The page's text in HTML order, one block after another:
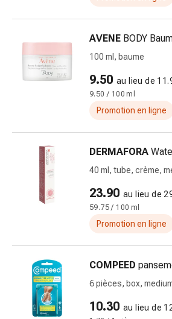
Troubles
circulatoires
tabac
Troubles
sang
Troubles
cardiaque
Troubles
mémoire
AVENE BODY
100 ml, baume
9.50 au lieu de
9.50 / 100 ml
Promotion en ligne
DERMAFORA
40 ml, tube, crème,
23.90 au lieu de
59.75 / 100 ml
Promotion en ligne
COMPEED
6 pièces, box,
10.30 au lieu de